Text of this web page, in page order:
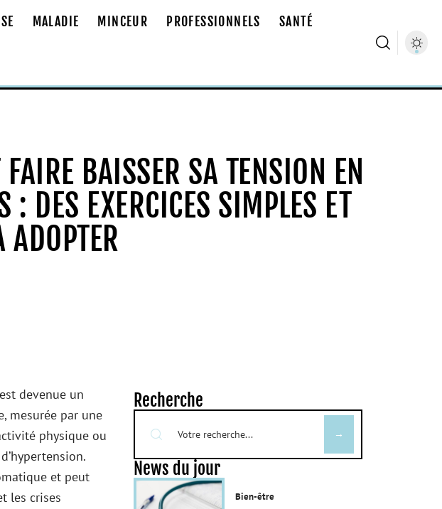
MALADIE MINCEUR PROFESSIONNELS SANTÉ
BAISSER SA TENSION EN
: DES EXERCICES SIMPLES ET
ADOPTER
devenue un
mesurée par une
physique ou
et peut
les crises
Recherche
News du jour
Bien-être